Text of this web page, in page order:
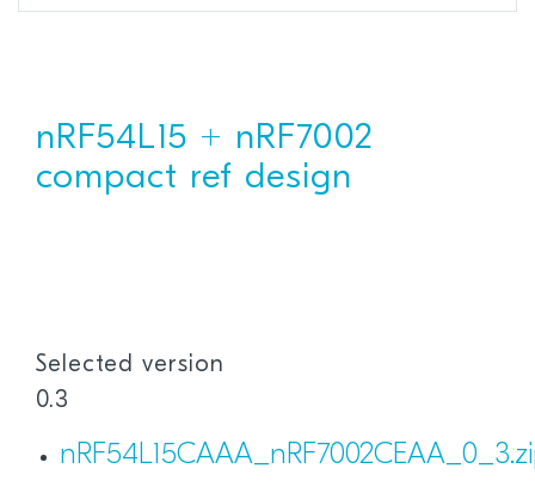
nRF54L15 + nRF7002
compact ref design
Selected version
0.3